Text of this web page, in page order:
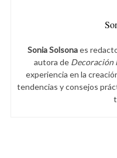
Sonia Solsonaes
autora de Decoración
experiencia en la
tendencias y consejos